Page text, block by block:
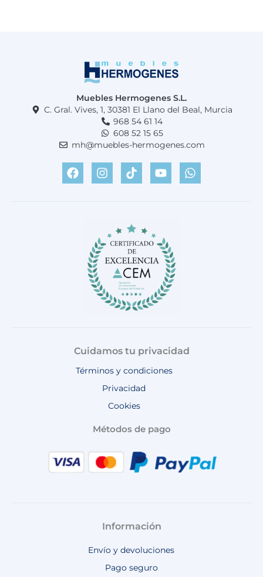
Muebles Hermogenes S.L.
C. Gral. Vives, 1, 30381 El Llano del Beal, Murcia
968 54 61 14
608 52 15 65
mh@muebles-hermogenes.com
F
a
c
I
n
s
a
m
T
i
k
Y
o
u
W
h
a
Cuidamos tu privacidad
Términos y condiciones
Privacidad
Cookies
Métodos de pago
Información
Envío y devoluciones
Pago seguro